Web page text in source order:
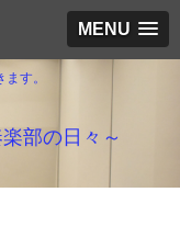
MENU
す。
部の日々～